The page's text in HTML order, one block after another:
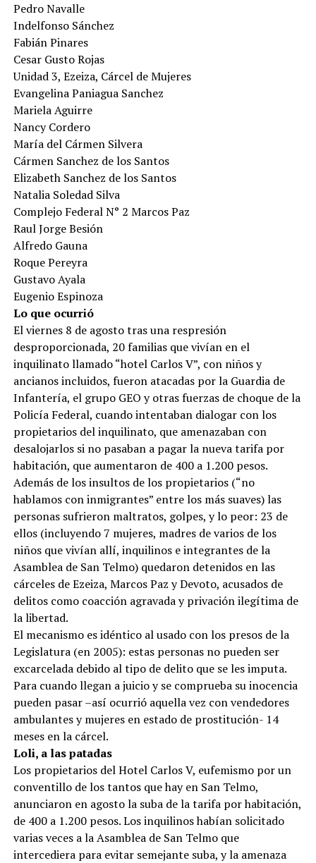
Pedro Navalle
Indelfonso Sánchez
Fabián Pinares
Cesar Gusto Rojas
Unidad 3, Ezeiza, Cárcel de Mujeres
Evangelina Paniagua Sanchez
Mariela Aguirre
Nancy Cordero
María del Cármen Silvera
Cármen Sanchez de los Santos
Elizabeth Sanchez de los Santos
Natalia Soledad Silva
Complejo Federal N° 2 Marcos Paz
Raul Jorge Besión
Alfredo Gauna
Roque Pereyra
Gustavo Ayala
Eugenio Espinoza
Lo que ocurrió
El viernes 8 de agosto tras una respresión
desproporcionada, 20 familias que vivían en el
inquilinato llamado “hotel Carlos V”, con niños y
ancianos incluidos, fueron atacadas por la Guardia de
Infantería, el grupo GEO y otras fuerzas de choque de la
Policía Federal, cuando intentaban dialogar con los
propietarios del inquilinato, que amenazaban con
desalojarlos si no pasaban a pagar la nueva tarifa por
habitación, que aumentaron de 400 a 1.200 pesos.
Además de los insultos de los propietarios (“no
hablamos con inmigrantes” entre los más suaves) las
personas sufrieron maltratos, golpes, y lo peor: 23 de
ellos (incluyendo 7 mujeres, madres de varios de los
niños que vivían allí, inquilinos e integrantes de la
Asamblea de San Telmo) quedaron detenidos en las
cárceles de Ezeiza, Marcos Paz y Devoto, acusados de
delitos como coacción agravada y privación ilegítima de
la libertad.
El mecanismo es idéntico al usado con los presos de la
Legislatura (en 2005): estas personas no pueden ser
excarcelada debido al tipo de delito que se les imputa.
Para cuando llegan a juicio y se comprueba su inocencia
pueden pasar –así ocurrió aquella vez con vendedores
ambulantes y mujeres en estado de prostitución- 14
meses en la cárcel.
Loli, a las patadas
Los propietarios del Hotel Carlos V, eufemismo por un
conventillo de los tantos que hay en San Telmo,
anunciaron en agosto la suba de la tarifa por habitación,
de 400 a 1.200 pesos. Los inquilinos habían solicitado
varias veces a la Asamblea de San Telmo que
intercediera para evitar semejante suba, y la amenaza